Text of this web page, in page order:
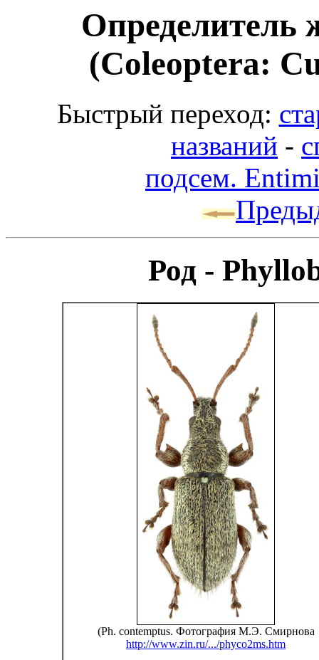
Определитель
(Coleoptera:
Быстрый переход:
названий -
подсем.
Род -
(Ph. contemptus. Фотография М.Э. Смирнова
http://www.zin.ru/.../phyco2ms.htm